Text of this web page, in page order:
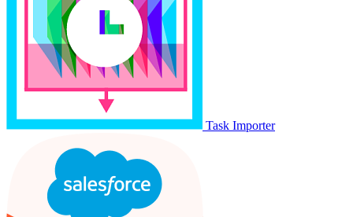
Task Importer